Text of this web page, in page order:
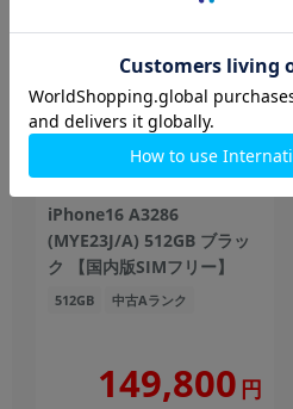
iPhone16 A3286
(MYE23J/A) 512GB ブラッ
ク 【国内版SIMフリー】
512GB 中古Aランク
149,800 円